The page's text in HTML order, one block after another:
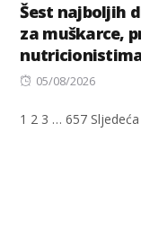
Šest najboljih
za muškarce,
Posted
05/08/2026
1 2 3 … 657